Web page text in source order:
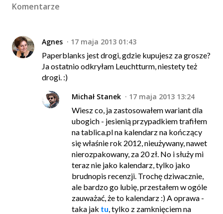
Komentarze
Agnes
17 maja 2013 01:43
Paperblanks jest drogi, gdzie kupujesz za grosze?
Ja ostatnio odkryłam Leuchtturm, niestety też
drogi. :)
Michał Stanek
17 maja 2013 13:24
Wiesz co, ja zastosowałem wariant dla
ubogich - jesienią przypadkiem trafiłem
na tablica.pl na kalendarz na kończący
się właśnie rok 2012, nieużywany, nawet
nierozpakowany, za 20 zł. No i służy mi
teraz nie jako kalendarz, tylko jako
brudnopis recenzji. Trochę dziwacznie,
ale bardzo go lubię, przestałem w ogóle
zauważać, że to kalendarz :) A oprawa -
taka jak tu , tylko z zamknięciem na